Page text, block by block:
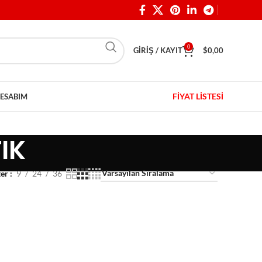
GIRIŞ / KAYIT 0 $0,00
FİYAT LİSTESİ
9 24 36